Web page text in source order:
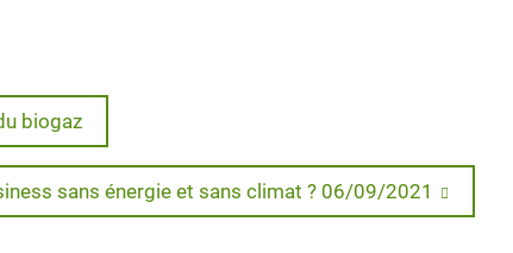
biogaz
sans énergie et sans climat ? 06/09/2021